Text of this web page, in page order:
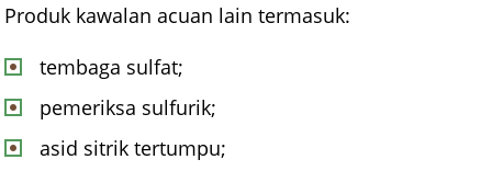
Produk kawalan acuan lain termasuk:
tembaga sulfat;
pemeriksa sulfurik;
asid sitrik tertumpu;